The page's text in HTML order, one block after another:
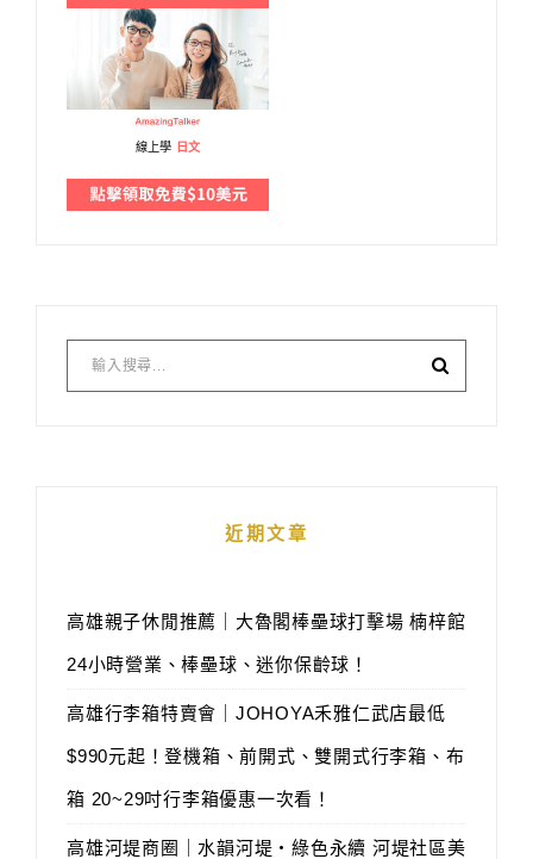
線上學 日文
近期文章
高雄親子休閒推薦｜大魯閣棒壘球打擊場 楠梓館
24小時營業、棒壘球、迷你保齡球！
高雄行李箱特賣會｜JOHOYA禾雅仁武店最低
$990元起！登機箱、前開式、雙開式行李箱、布
箱 20~29吋行李箱優惠一次看！
高雄河堤商圈｜水韻河堤‧綠色永續 河堤社區美